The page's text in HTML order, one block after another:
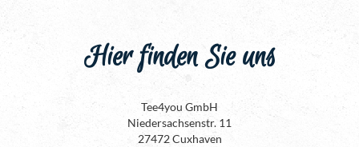
Hier finden Sie uns
Tee4you GmbH
Niedersachsenstr. 11
27472 Cuxhaven